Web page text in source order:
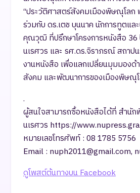
“ประวัติศาสตร์สังคมเมืองพิษณุโลก
ร่วมกับ ดร.เตช บุนนาค นักการทูตแล
คุณวุฒิ ที่ปรึกษาโครงการหนังสือ 36
นเรศวร และ รศ.ดร.จิราภรณ์ สถาปน
งานหนังสือ เพื่อแลกเปลี่ยนมุมมองด้
สังคม และพัฒนาการของเมืองพิษณุ
.
ผู้สนใจสามารถซื้อหนังสือได้ที่ สำนั
นเรศวร https://
หมายเลขโทรศัพท์ : 08 1785 5756
Email : nuph2011@gmail.com,
ดูโพสต์ต้นทางบน Facebook